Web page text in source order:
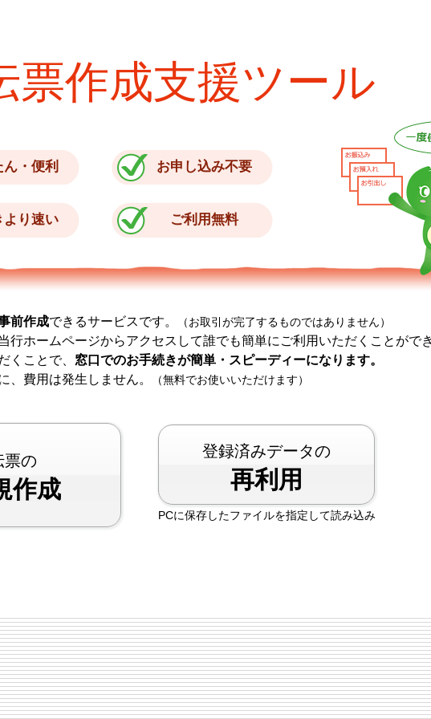
票作成支援ツール
・便利 お申し込み不要
より速い ご利用無料
前作成できるサービスです。 （お取引が完了するものではありません）
行ホームページからアクセスして誰でも簡単にご利用いただくことができ
くことで、 窓口でのお手続きが簡単・スピーディーになります。
、費用は発生しません。
（無料でお使いいただけます）
票の
作成
登録済みデータの
再利用
PCに保存したファイルを指定して読み込み